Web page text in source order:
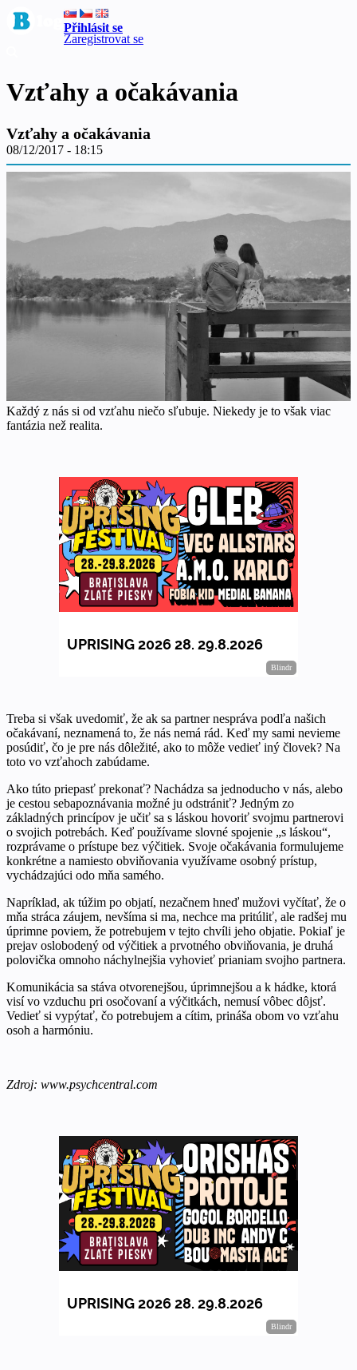
Přihlásit se
Zaregistrovat se
Vzťahy a očakávania
Vzťahy a očakávania
08/12/2017 - 18:15
Každý z nás si od vzťahu niečo sľubuje. Niekedy je to však viac
fantázia než realita.
Treba si však uvedomiť, že ak sa partner nespráva podľa našich
očakávaní, neznamená to, že nás nemá rád. Keď my sami nevieme
posúdiť, čo je pre nás dôležité, ako to môže vedieť iný človek? Na
toto vo vzťahoch zabúdame.
Ako túto priepasť prekonať? Nachádza sa jednoducho v nás, alebo
je cestou sebapoznávania možné ju odstrániť? Jedným zo
základných princípov je učiť sa s láskou hovoriť svojmu partnerovi
o svojich potrebách. Keď používame slovné spojenie „s láskou“,
rozprávame o prístupe bez výčitiek. Svoje očakávania formulujeme
konkrétne a namiesto obviňovania využívame osobný prístup,
vychádzajúci odo mňa samého.
Napríklad, ak túžim po objatí, nezačnem hneď mužovi vyčítať, že o
mňa stráca záujem, nevšíma si ma, nechce ma pritúliť, ale radšej mu
úprimne poviem, že potrebujem v tejto chvíli jeho objatie. Pokiaľ je
prejav oslobodený od výčitiek a prvotného obviňovania, je druhá
polovička omnoho náchylnejšia vyhovieť prianiam svojho partnera.
Komunikácia sa stáva otvorenejšou, úprimnejšou a k hádke, ktorá
visí vo vzduchu pri osočovaní a výčitkách, nemusí vôbec dôjsť.
Vedieť si vypýtať, čo potrebujem a cítim, prináša obom vo vzťahu
osoh a harmóniu.
Zdroj: www.psychcentral.com